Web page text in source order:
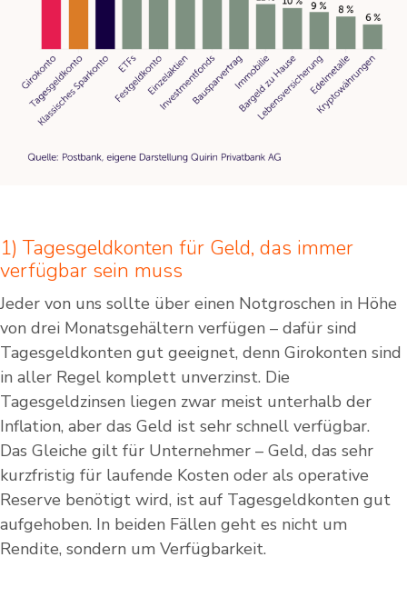
1) Tagesgeldkonten für Geld, das immer
verfügbar sein muss
Jeder von uns sollte über einen Notgroschen in Höhe
von drei Monatsgehältern verfügen – dafür sind
Tagesgeldkonten gut geeignet, denn Girokonten sind
in aller Regel komplett unverzinst. Die
Tagesgeldzinsen liegen zwar meist unterhalb der
Inflation, aber das Geld ist sehr schnell verfügbar.
Das Gleiche gilt für Unternehmer – Geld, das sehr
kurzfristig für laufende Kosten oder als operative
Reserve benötigt wird, ist auf Tagesgeldkonten gut
aufgehoben. In beiden Fällen geht es nicht um
Rendite, sondern um Verfügbarkeit.